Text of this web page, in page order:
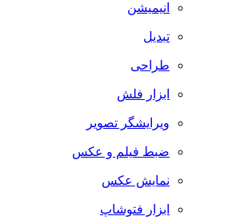
انیمیشن
تبدیل
طراحی
ابزار فلش
ویرایشگر تصویر
ضبط فيلم و عكس
نمایش عکس
ابزار فتوشاپ